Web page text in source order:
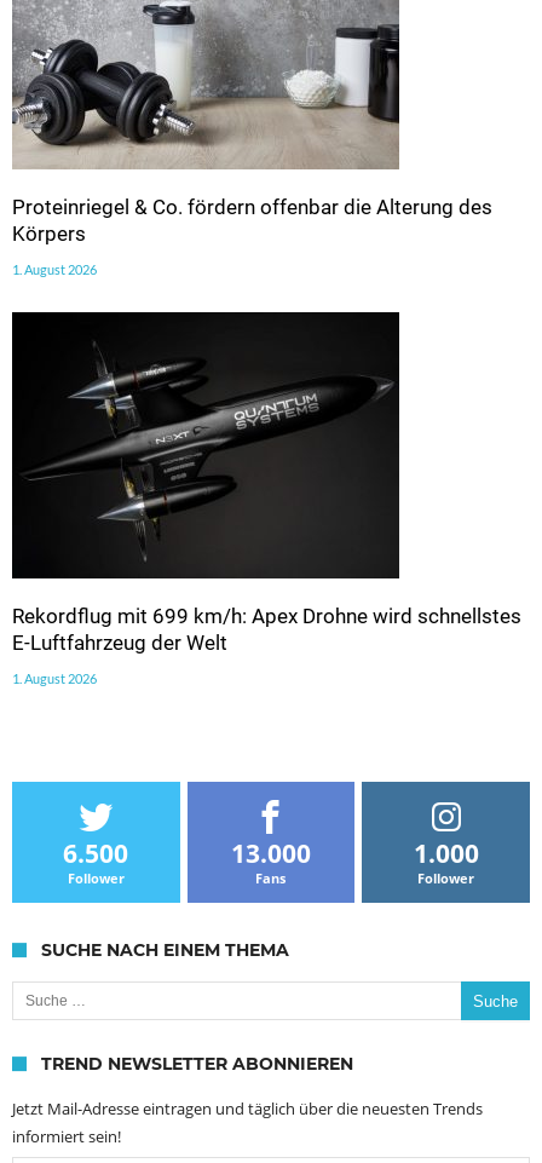
Proteinriegel & Co. fördern offenbar die Alterung des
Körpers
1. August 2026
Rekordflug mit 699 km/h: Apex Drohne wird schnellstes
E-Luftfahrzeug der Welt
1. August 2026
6.500
Follower
13.000
Fans
1.000
Follower
SUCHE NACH EINEM THEMA
Suche nach:
TREND NEWSLETTER ABONNIEREN
Jetzt Mail-Adresse eintragen und täglich über die neuesten Trends
informiert sein!